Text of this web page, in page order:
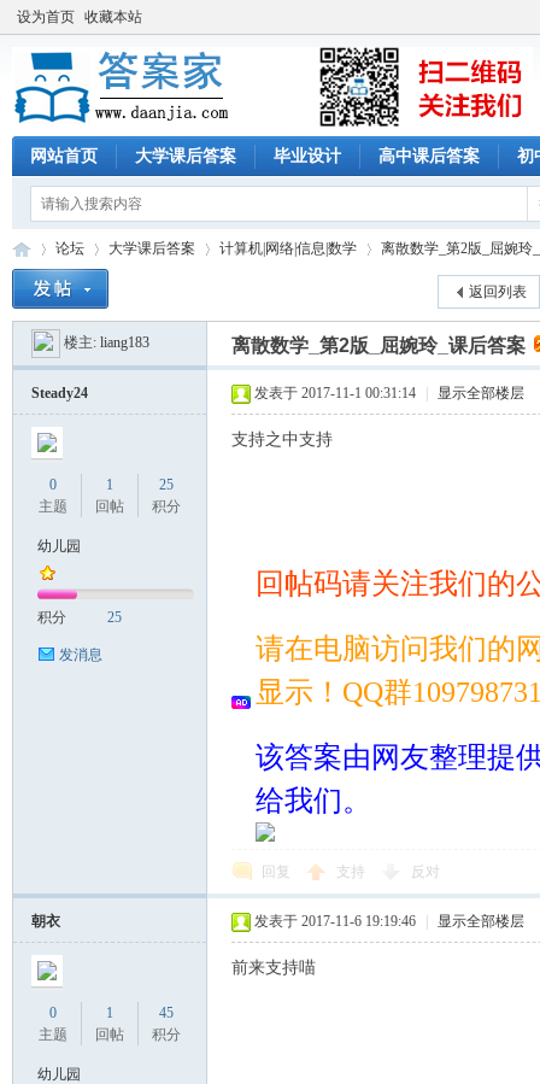
设为首页 收藏本站
网站首页 大学课后答案 毕业设计 高中课后答案 初
»
论坛
›
大学课后答案 计算机|网络|信息|数学
›
离散数学_第2版_屈婉玲
返回列表
楼主: liang183 离散数学_第2版_屈婉玲_课后答案
Steady24
0
主题
1
回帖
25
积分
幼儿园
积分 25
发消息
发表于 2017-11-1 00:31:14 显示全部楼层
支持之中支持
回帖码请关注我们的
请在电脑访问我们的
显示！QQ群
该答案由网友整理提
给我们。
回复 支持 反对
朝衣
0
主题
1
回帖
45
积分
幼儿园
发表于 2017-11-6 19:19:46 显示全部楼层
前来支持喵